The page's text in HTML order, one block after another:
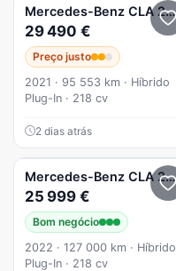
Mercedes-Benz CLA 250
29 490 €
Preço justo
2021 · 95 553 km · Híbrido
Plug-In · 218 cv
2 dias atrás
Mercedes-Benz CLA 250
25 999 €
Bom negócio
2022 · 127 000 km · Híbrido
Plug-In · 218 cv